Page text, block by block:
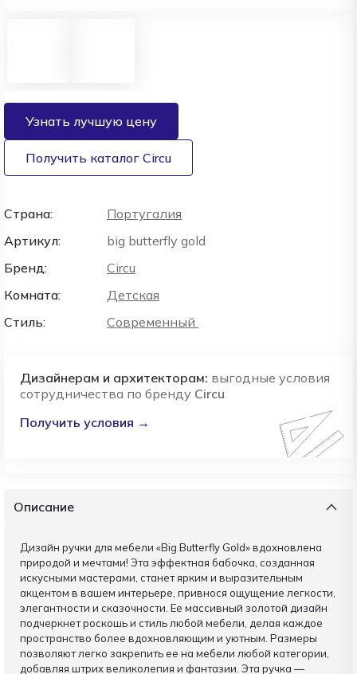
Узнать лучшую цену
Получить каталог Circu
Страна:
Португалия
Артикул:
big butterfly gold
Бренд:
Circu
Комната:
Детская
Стиль:
Современный
Дизайнерам и архитекторам: выгодные условия
сотрудничества по бренду Circu
Получить условия →
Описание
Дизайн ручки для мебели «Big Butterfly Gold» вдохновлена
природой и мечтами! Эта эффектная бабочка, созданная
искусными мастерами, станет ярким и выразительным
акцентом в вашем интерьере, привнося ощущение легкости,
элегантности и сказочности. Ее массивный золотой дизайн
подчеркнет роскошь и стиль любой мебели, делая каждое
пространство более вдохновляющим и уютным. Размеры
позволяют легко закрепить ее на мебели любой категории,
добавляя штрих великолепия и фантазии. Эта ручка —